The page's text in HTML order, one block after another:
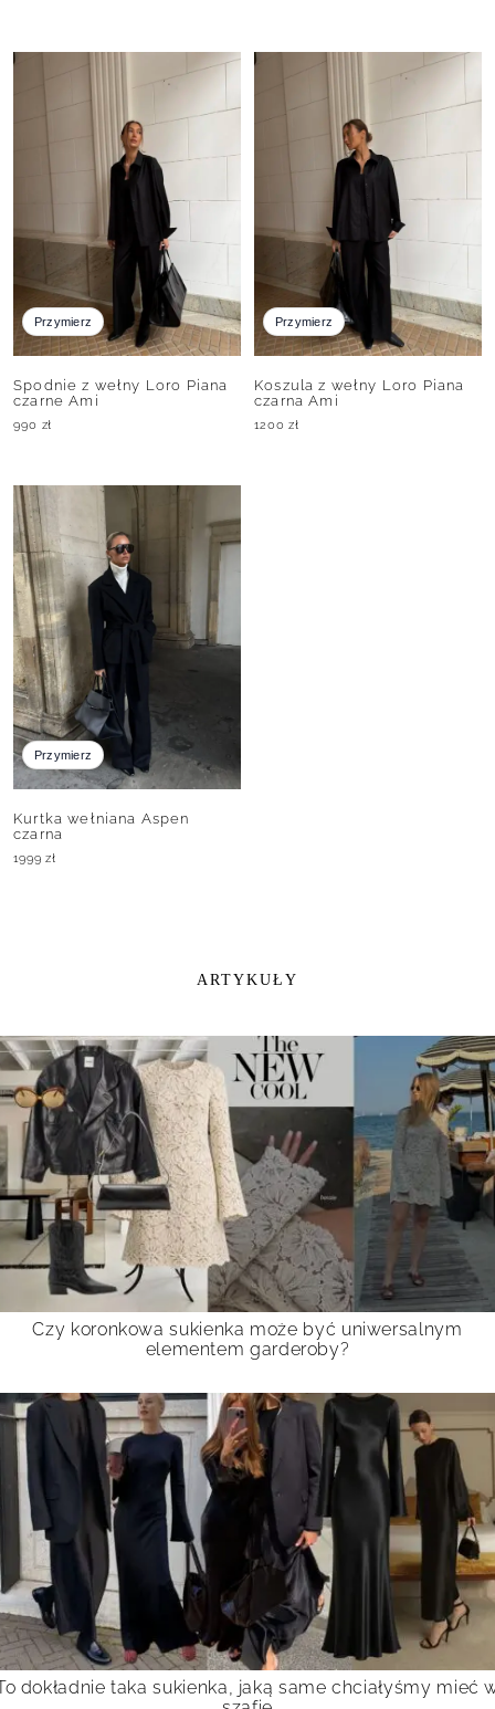
Przymierz
Spodnie z wełny Loro Piana
czarne Ami
990 zł
Przymierz
Koszula z wełny Loro Piana
czarna Ami
1200zł
Przymierz
Kurtka wełniana Aspen
czarna
1999zł
ARTYKUŁY
Czy koronkowa sukienka może być uniwersalnym
elementem garderoby?
dokładnie taka sukienka, jaką same chciałyśmy mieć